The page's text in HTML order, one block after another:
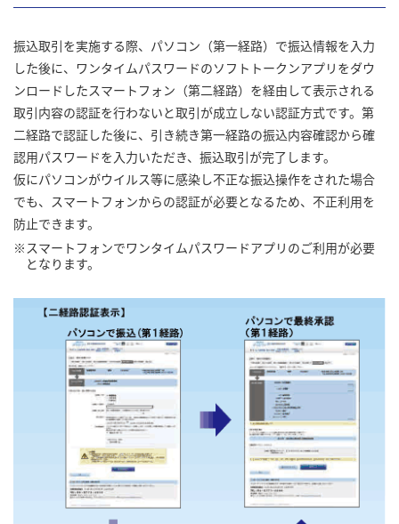
振込取引を実施する際、パソコン（第一経路）で振込情報を入力
した後に、ワンタイムパスワードのソフトトークンアプリをダウ
ンロードしたスマートフォン（第二経路）を経由して表示される
取引内容の認証を行わないと取引が成立しない認証方式です。第
二経路で認証した後に、引き続き第一経路の振込内容確認から確
認用パスワードを入力いただき、振込取引が完了します。
仮にパソコンがウイルス等に感染し不正な振込操作をされた場合
でも、スマートフォンからの認証が必要となるため、不正利用を
防止できます。
スマートフォンでワンタイムパスワードアプリのご利用が必要
となります。